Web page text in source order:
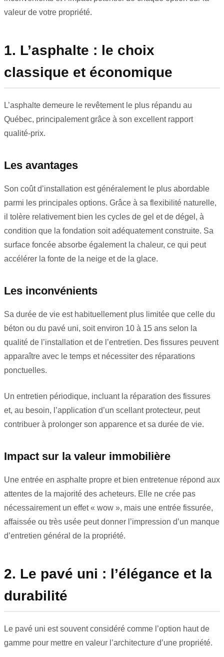
valeur de votre propriété.
1. L’asphalte : le choix
classique et économique
L’asphalte demeure le revêtement le plus répandu au
Québec, principalement grâce à son excellent rapport
qualité-prix.
Les avantages
Son coût d’installation est généralement le plus abordable
parmi les principales options. Grâce à sa flexibilité naturelle,
il tolère relativement bien les cycles de gel et de dégel, à
condition que la fondation soit adéquatement construite. Sa
surface foncée absorbe également la chaleur, ce qui peut
accélérer la fonte de la neige et de la glace.
Les inconvénients
Sa durée de vie est habituellement plus limitée que celle du
béton ou du pavé uni, soit environ 10 à 15 ans selon la
qualité de l’installation et de l’entretien. Des fissures peuvent
apparaître avec le temps et nécessiter des réparations
ponctuelles.
Un entretien périodique, incluant la réparation des fissures
et, au besoin, l’application d’un scellant protecteur, peut
contribuer à prolonger son apparence et sa durée de vie.
Impact sur la valeur immobilière
Une entrée en asphalte propre et bien entretenue répond aux
attentes de la majorité des acheteurs. Elle ne crée pas
nécessairement un effet « wow », mais une entrée fissurée,
affaissée ou très usée peut donner l’impression d’un manque
d’entretien général de la propriété.
2. Le pavé uni : l’élégance et la
durabilité
Le pavé uni est souvent considéré comme l’option haut de
gamme pour mettre en valeur l’architecture d’une propriété.